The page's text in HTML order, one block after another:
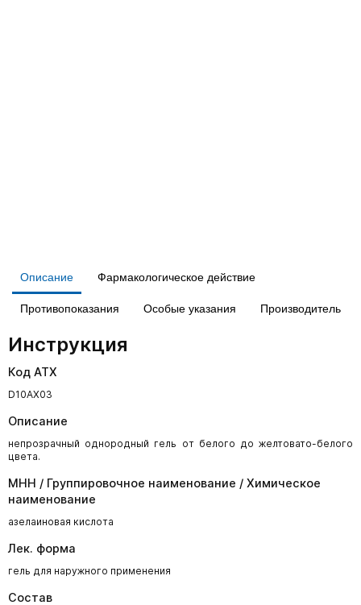
Описание Фармакологическое действие
Противопоказания Особые указания Производитель
Инструкция
Код АТХ
D10AX03
Описание
непрозрачный однородный гель от белого до желтовато-белого
цвета.
МНН / Группировочное наименование / Химическое
наименование
азелаиновая кислота
Лек. форма
гель для наружного применения
Состав